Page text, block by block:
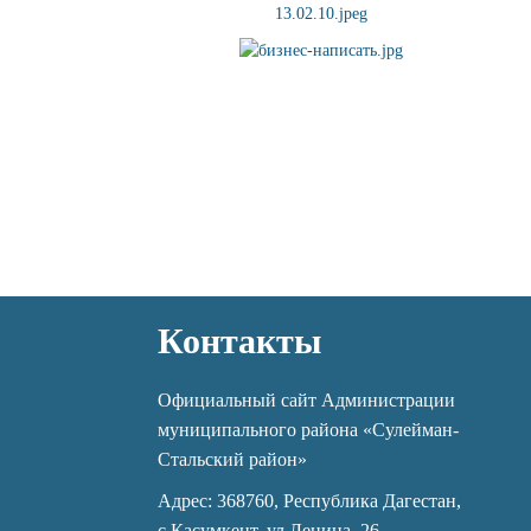
Контакты
Официальный сайт Администрации
муниципального района «Сулейман-
Стальский район»
Адрес: 368760, Республика Дагестан,